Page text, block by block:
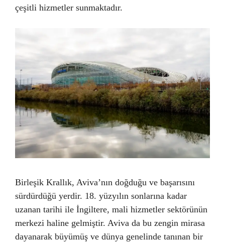
çeşitli hizmetler sunmaktadır.
Birleşik Krallık, Aviva’nın doğduğu ve başarısını
sürdürdüğü yerdir. 18. yüzyılın sonlarına kadar
uzanan tarihi ile İngiltere, mali hizmetler sektörünün
merkezi haline gelmiştir. Aviva da bu zengin mirasa
dayanarak büyümüş ve dünya genelinde tanınan bir